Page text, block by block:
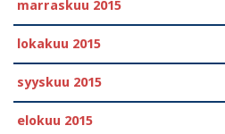
marraskuu 2015
lokakuu 2015
syyskuu 2015
elokuu 2015